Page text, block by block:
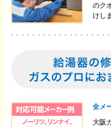
のク
けし
全メ
大阪